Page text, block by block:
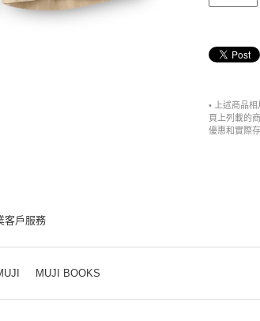
• 上述商品
頁上列載的
優惠和實際
客戶服務
MUJI BOOKS